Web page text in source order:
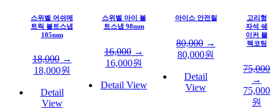
스위벨 어쉬메
트릭 볼트스냅
105mm
18,000→
18,000원
Detail
View
스위벨 아이 볼
트스냅 98mm
16,000→
16,000원
Detail View
아이스 안전릴
80,000 →
80,000원
Detail
View
고리형
자석 쉐
이커 블
랙코팅
75,000
→
75,000
원